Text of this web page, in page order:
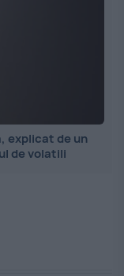
explicat de un
de volatili